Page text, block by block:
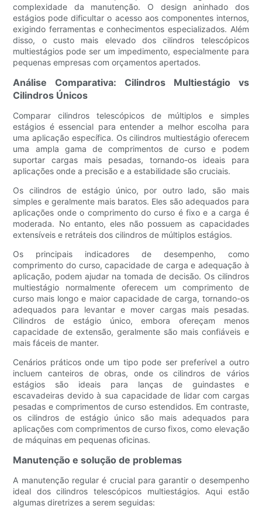
complexidade da manutenção. O design aninhado dos
estágios pode dificultar o acesso aos componentes internos,
exigindo ferramentas e conhecimentos especializados. Além
disso, o custo mais elevado dos cilindros telescópicos
multiestágios pode ser um impedimento, especialmente para
pequenas empresas com orçamentos apertados.
Análise Comparativa: Cilindros Multiestágio vs
Cilindros Únicos
Comparar cilindros telescópicos de múltiplos e simples
estágios é essencial para entender a melhor escolha para
uma aplicação específica. Os cilindros multiestágio oferecem
uma ampla gama de comprimentos de curso e podem
suportar cargas mais pesadas, tornando-os ideais para
aplicações onde a precisão e a estabilidade são cruciais.
Os cilindros de estágio único, por outro lado, são mais
simples e geralmente mais baratos. Eles são adequados para
aplicações onde o comprimento do curso é fixo e a carga é
moderada. No entanto, eles não possuem as capacidades
extensíveis e retráteis dos cilindros de múltiplos estágios.
Os principais indicadores de desempenho, como
comprimento do curso, capacidade de carga e adequação à
aplicação, podem ajudar na tomada de decisão. Os cilindros
multiestágio normalmente oferecem um comprimento de
curso mais longo e maior capacidade de carga, tornando-os
adequados para levantar e mover cargas mais pesadas.
Cilindros de estágio único, embora ofereçam menos
capacidade de extensão, geralmente são mais confiáveis ​​e
mais fáceis de manter.
Cenários práticos onde um tipo pode ser preferível a outro
incluem canteiros de obras, onde os cilindros de vários
estágios são ideais para lanças de guindastes e
escavadeiras devido à sua capacidade de lidar com cargas
pesadas e comprimentos de curso estendidos. Em contraste,
os cilindros de estágio único são mais adequados para
aplicações com comprimentos de curso fixos, como elevação
de máquinas em pequenas oficinas.
Manutenção e solução de problemas
A manutenção regular é crucial para garantir o desempenho
ideal dos cilindros telescópicos multiestágios. Aqui estão
algumas diretrizes a serem seguidas: